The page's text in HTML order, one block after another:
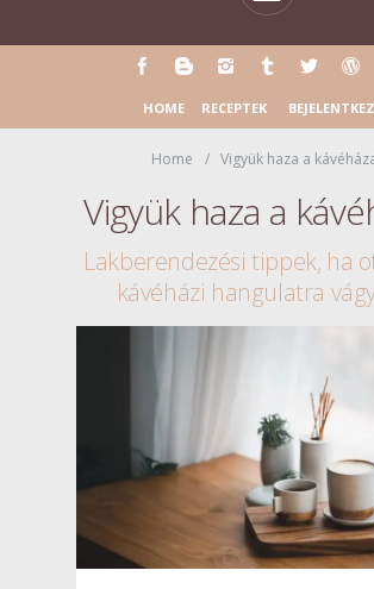
HOME RECEPTEK
Home Vigyük haza a
Vigyük haza a
Lakberendezési tippek, ha
kávéházi hangulatra